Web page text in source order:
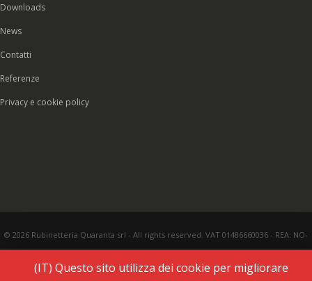
Downloads
News
Contatti
Referenze
Privacy e cookie policy
© 2026 Rubinetteria Quaranta srl - All rights reserved. VAT 01486660036 - REA: NO-
(IT) Questo sito utilizza dei cookie per migliorare